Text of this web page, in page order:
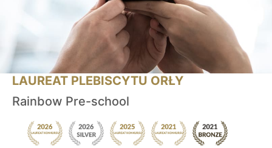
LAUREAT PLEBISCYTU ORŁY
Rainbow Pre-school